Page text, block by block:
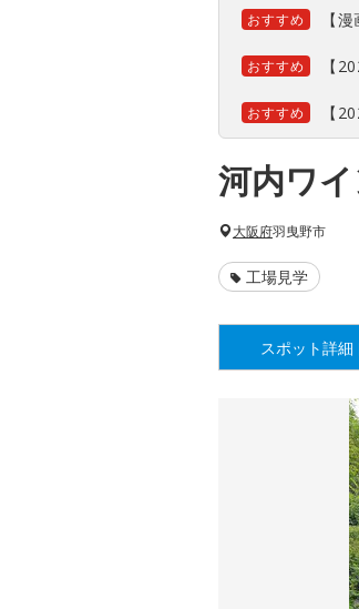
おすすめ 【
おすすめ 【
おすすめ 【
河内ワ
大阪府羽曳野市
工場見学
スポット詳細